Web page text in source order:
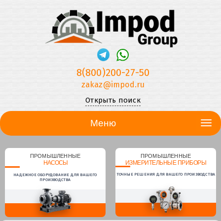
8(800)200-27-50
zakaz@impod.ru
Открыть поиск
Меню
ПРОМЫШЛЕННЫЕ
НАСОСЫ
НАДЕЖНОЕ ОБОРУДОВАНИЕ ДЛЯ ВАШЕГО
ПРОИЗВОДСТВА
ПРОМЫШЛЕННЫЕ
ИЗМЕРИТЕЛЬНЫЕ ПРИБОРЫ
ТОЧНЫЕ РЕШЕНИЯ ДЛЯ ВАШЕГО ПРОИЗВОДСТВА